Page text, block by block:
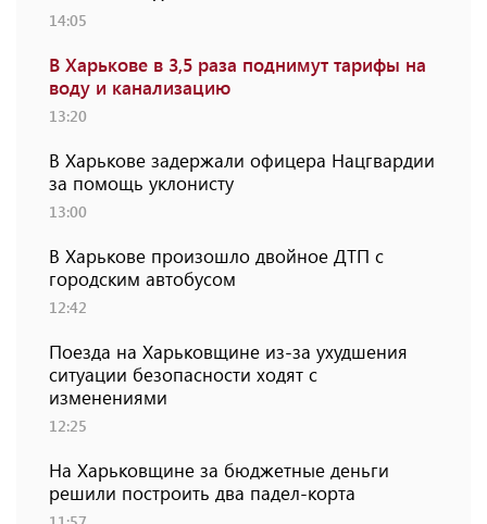
14:05
В Харькове в 3,5 раза поднимут тарифы на
воду и канализацию
13:20
В Харькове задержали офицера Нацгвардии
за помощь уклонисту
13:00
В Харькове произошло двойное ДТП с
городским автобусом
12:42
Поезда на Харьковщине из-за ухудшения
ситуации безопасности ходят с
изменениями
12:25
На Харьковщине за бюджетные деньги
решили построить два падел-корта